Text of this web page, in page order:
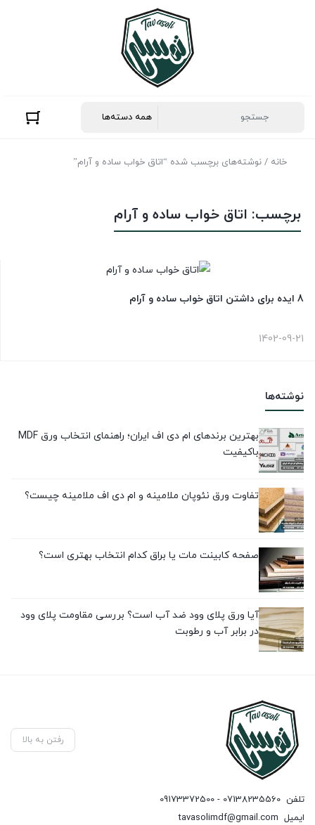
خانه / نوشته‌های برچسب شده “اتاق خواب ساده و آرام”
نوشته‌ها
بهترین برندهای ام دی اف ایران؛ راهنمای انتخاب ورق MDF
باکیفیت
تفاوت ورق نئوپان ملامینه و ام دی اف ملامینه چیست؟
صفحه کابینت مات یا براق کدام انتخاب بهتری است؟
آیا ورق پلای وود ضد آب است؟ بررسی مقاومت پلای وود
در برابر آب و رطوبت
برچسب: اتاق خواب ساده و آرام
8 ایده برای داشتن اتاق خواب ساده و آرام
1402-09-21
رفتن به بالا
تلفن 07138235560 - 09173372500
ایمیل tavasolimdf@gmail.com